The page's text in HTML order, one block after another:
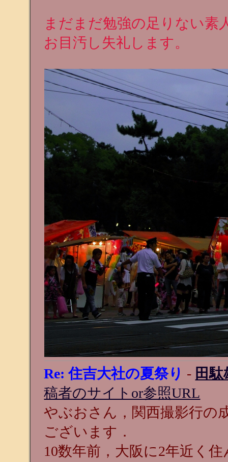
まだまだ勉強の足りない素
お目汚し失礼します。
Re: 住吉大社の夏祭り - 田
稿者のサイトor参照URL
やぶおさん，関西撮影行の
ございます．
10数年前，大阪に2年近く